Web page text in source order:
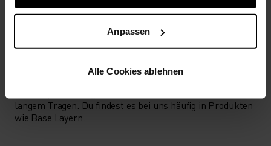
Anpassen
Alle Cookies ablehnen
MATERIALEIGENSCHAFTEN
POLYESTER
feuchtigkeitsableitenden und schnelltrocknenden
langem Tragen. Du findest es bei uns häufig in Produkten
wie Base Layern.